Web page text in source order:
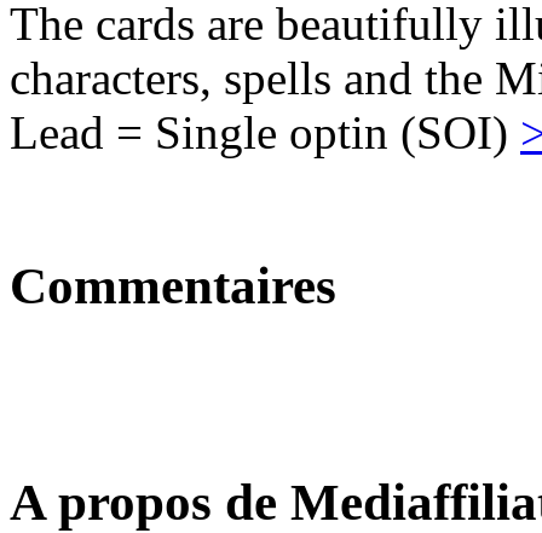
The cards are beautifully
characters, spells and the
Lead = Single optin (SOI)
Commentaires
A propos de